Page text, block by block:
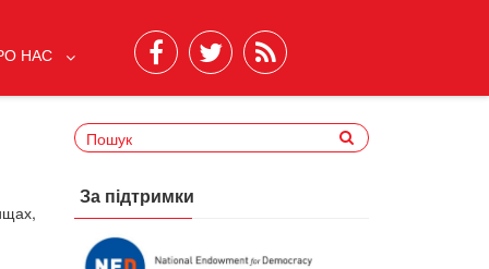
НАС
За підтримки